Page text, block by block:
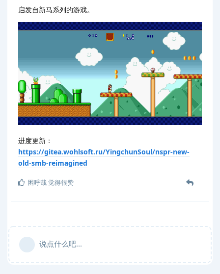
启发自新马系列的游戏。
进度更新：
https://gitea.wohlsoft.ru/YingchunSoul/nspr-new-
old-smb-reimagined
困呼哉觉得很赞
说点什么吧...